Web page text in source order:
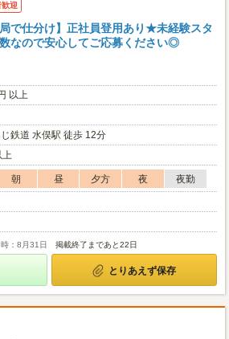
迎
局で仕分け】正社員登用あり★未経験スタ
なので安心してご応募ください◎
以上
鉄道 水俣駅 徒歩 12分
上
朝 昼 夕方 夜
夜勤
：8月31日 掲載終了まであと22日
とりあえず保存